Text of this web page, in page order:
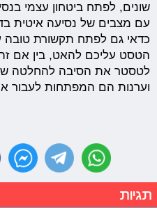
שונים, לפתח ביטחון עצמי
עם מצבים של נסיעה איטית
כדאי גם לפתח תקשורת
הטסט עליכם להאט, בין אם זה
לטסטר את הסיבה להחלטה
וערנות הם המפתחות לעבור
תגיות